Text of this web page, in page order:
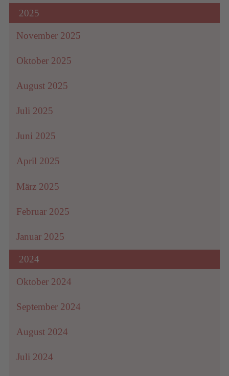
2025
November 2025
Oktober 2025
August 2025
Juli 2025
Juni 2025
April 2025
März 2025
Februar 2025
Januar 2025
2024
Oktober 2024
September 2024
August 2024
Juli 2024